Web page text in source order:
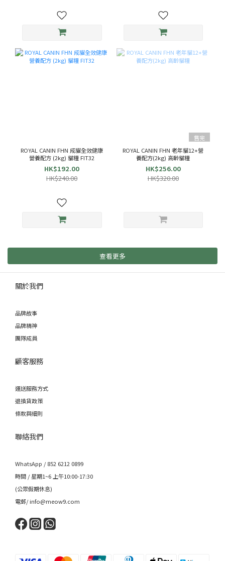
ROYAL CANIN FHN 成貓全效健康
營養配方 (2kg) 貓糧 FIT32
HK$192.00
HK$240.00
售完
ROYAL CANIN FHN 老年貓12+營
養配方(2kg) 高齡貓糧
HK$256.00
HK$320.00
查看更多
關於我們
品牌故事
品牌精神
團隊成員
顧客服務
運送服務方式
退換貨政策
條款與細則
聯絡我們
WhatsApp / 852 6212 0899
時間 / 星期1~6 上午10:00-17:30
(公眾假期休息)
電郵/ info@meow9.com